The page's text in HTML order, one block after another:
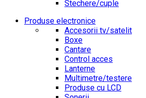
Stechere/cuple
Produse electronice
Accesorii tv/satelit
Boxe
Cantare
Control acces
Lanterne
Multimetre/testere
Produse cu LCD